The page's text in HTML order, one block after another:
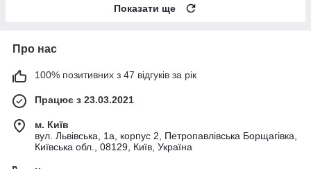
Показати ще
Про нас
100% позитивних з 47 відгуків за рік
Працює з 23.03.2021
м. Київ
вул. Львівська, 1а, корпус 2, Петропавлівська Борщагівка,
Київська обл., 08129, Київ, Україна